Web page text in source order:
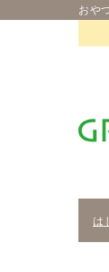
おや
は